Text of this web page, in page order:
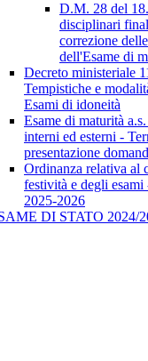
D.M. 28 del
disciplinari
correzione
dell'Esame di
Decreto ministeriale
Tempistiche e
Esami di idoneità
Esame di maturità
interni ed esterni -
presentazione
Ordinanza relativa al
festività e degli esami
2025-2026
DI STATO 2024/